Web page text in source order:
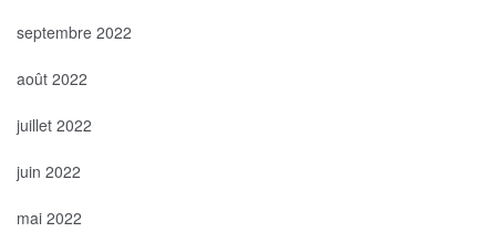
septembre 2022
août 2022
juillet 2022
juin 2022
mai 2022